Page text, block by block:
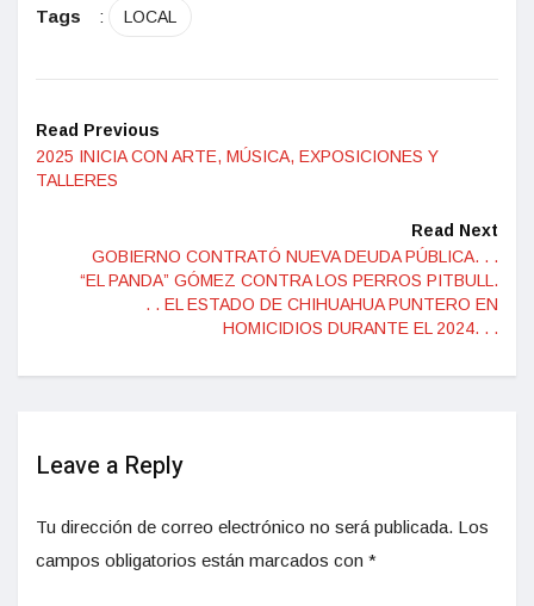
Tags : LOCAL
Read Previous
2025 INICIA CON ARTE, MÚSICA, EXPOSICIONES Y
TALLERES
Read Next
GOBIERNO CONTRATÓ NUEVA DEUDA PÚBLICA. . .
“EL PANDA” GÓMEZ CONTRA LOS PERROS PITBULL.
. . EL ESTADO DE CHIHUAHUA PUNTERO EN
HOMICIDIOS DURANTE EL 2024. . .
Leave a Reply
Tu dirección de correo electrónico no será publicada. Los
campos obligatorios están marcados con *